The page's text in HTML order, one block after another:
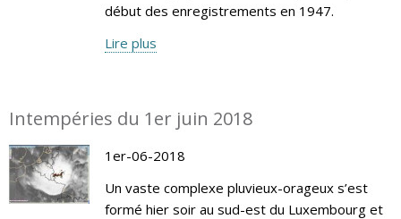
début des enregistrements en 1947.
Lire plus
Intempéries du 1er juin 2018
1er-06-2018
Un vaste complexe pluvieux-orageux s’est
formé hier soir au sud-est du Luxembourg et